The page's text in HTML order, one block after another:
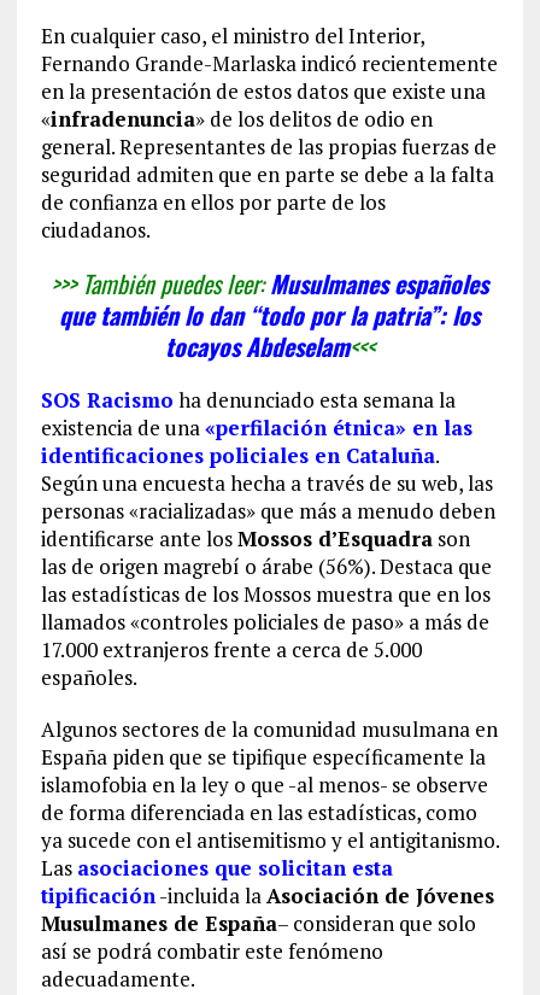
En cualquier caso, el ministro del Interior,
Fernando Grande-Marlaska indicó recientemente
en la presentación de estos datos que existe una
«infradenuncia» de los delitos de odio en
general. Representantes de las propias fuerzas de
seguridad admiten que en parte se debe a la falta
de confianza en ellos por parte de los
ciudadanos.
>>> También puedes leer:Musulmanes españoles
que también lo dan “todo por la patria”: los
tocayos Abdeselam<<<
SOS Racismo ha denunciado esta semana la
existencia de una«perfilación étnica» en las
identificaciones policiales en Cataluña.
Según una encuesta hecha a través de su web, las
personas «racializadas» que más a menudo deben
identificarse ante losMossos d’Esquadrason
las de origen magrebí o árabe (56%). Destaca que
las estadísticas de los Mossos muestra que en los
llamados «controles policiales de paso» a más de
17.000 extranjeros frente a cerca de 5.000
españoles.
Algunos sectores de la comunidad musulmana en
España piden que se tipifique específicamente la
islamofobia en la ley o que -al menos- se observe
de forma diferenciada en las estadísticas, como
ya sucede con el antisemitismo y el antigitanismo.
Las asociaciones que solicitan esta
tipificación-incluida laAsociación de Jóvenes
Musulmanes de España– consideran que solo
así se podrá combatir este fenómeno
adecuadamente.